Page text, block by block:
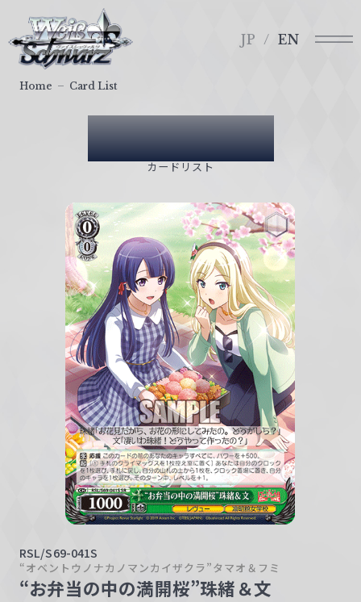
ァ
イ
JP EN
Card List
カードリスト
Home Card List
RSL/S69-041S
“オベントウノナカノマンカイザクラ”タマオ＆フミ
“お弁当の中の満開桜”珠緒＆文